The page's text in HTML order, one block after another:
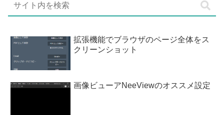
拡張機能でブラウザのページ全体をス
クリーンショット
画像ビューアNeeViewのオススメ設定